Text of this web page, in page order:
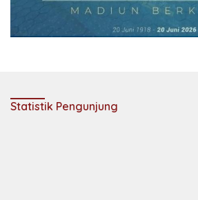
Statistik Pengunjung